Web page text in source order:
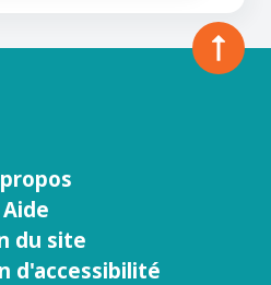
Aide
du site
d'accessibilité